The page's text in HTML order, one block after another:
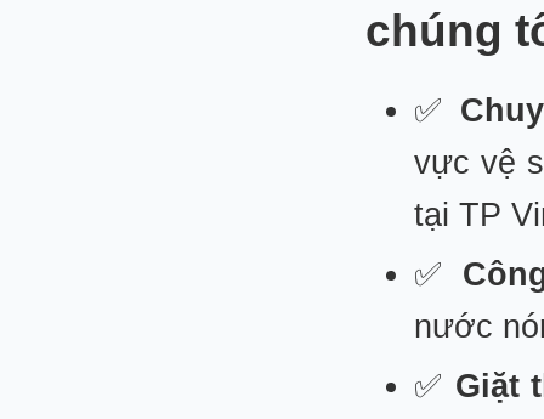
chúng
✅
vực vệ
tại TP
✅
nước
✅ Giặt